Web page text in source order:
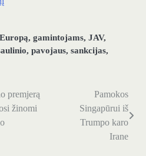
Europą, gamintojams, JAV,
, pavojaus, sankcijas,
premjerą
žinomi
Pamokos
Singapūrui iš
Trumpo karo
Irane